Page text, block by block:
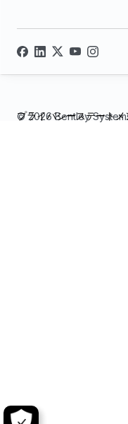
© 2026 Bentley
プライバシーステートメ